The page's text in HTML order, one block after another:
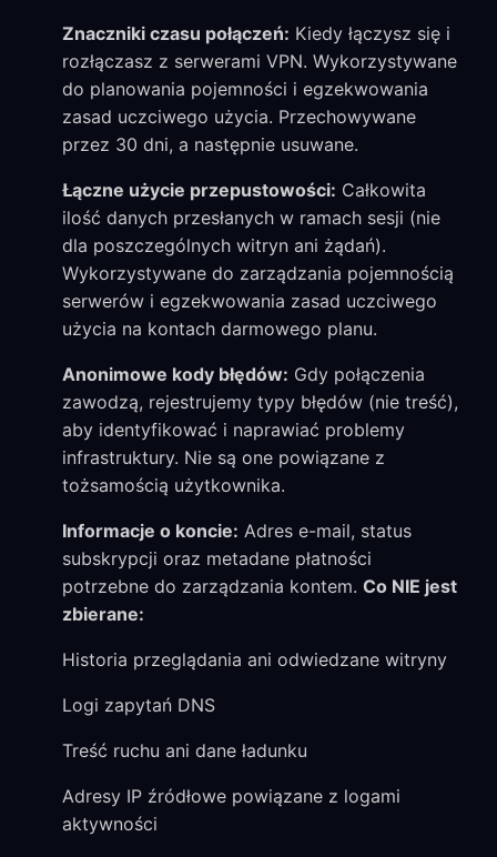
Znaczniki czasu połączeń: Kiedy łączysz się i
rozłączasz z serwerami VPN. Wykorzystywane
do planowania pojemności i egzekwowania
zasad uczciwego użycia. Przechowywane
przez 30 dni, a następnie usuwane.
Łączne użycie przepustowości: Całkowita
ilość danych przesłanych w ramach sesji (nie
dla poszczególnych witryn ani żądań).
Wykorzystywane do zarządzania pojemnością
serwerów i egzekwowania zasad uczciwego
użycia na kontach darmowego planu.
Anonimowe kody błędów: Gdy połączenia
zawodzą, rejestrujemy typy błędów (nie treść),
aby identyfikować i naprawiać problemy
infrastruktury. Nie są one powiązane z
tożsamością użytkownika.
Informacje o koncie: Adres e-mail, status
subskrypcji oraz metadane płatności
potrzebne do zarządzania kontem. Co NIE jest
zbierane:
Historia przeglądania ani odwiedzane witryny
Logi zapytań DNS
Treść ruchu ani dane ładunku
Adresy IP źródłowe powiązane z logami
aktywności